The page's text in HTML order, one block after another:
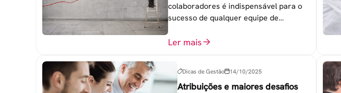
colaboradores é indispensável para o
sucesso de qualquer equipe de
esquecidas.
Ler mais
Dicas de Gestão 14/10/2025
Atribuições e maiores desafios